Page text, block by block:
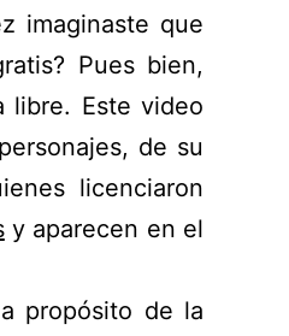
imaginaste que
Pues bien,
libre. Este video
de su
licenciaron
y aparecen en el
propósito de la